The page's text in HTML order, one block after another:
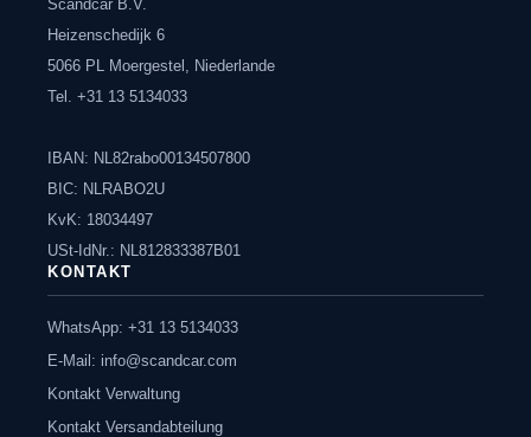
Scandcar B.V.
Heizenschedijk 6
5066 PL Moergestel, Niederlande
Tel. +31 13 5134033
IBAN: NL82rabo00134507800
BIC: NLRABO2U
KvK: 18034497
USt-IdNr.: NL812833387B01
KONTAKT
WhatsApp: +31 13 5134033
E-Mail: info@scandcar.com
Kontakt Verwaltung
Kontakt Versandabteilung